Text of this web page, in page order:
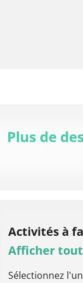
Plus de
Activités à
Afficher tout
Sélectionnez